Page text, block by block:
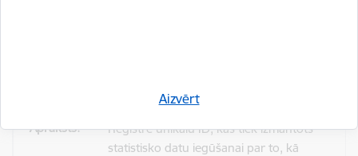
Aizvērt
pakalpojumus)
Reģistrē unikālu ID, kas tiek izmantots
statistisko datu iegūšanai par to, kā